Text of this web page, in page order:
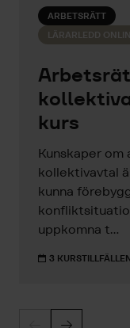
ARBETSRÄTT
LÄRARLEDD
kurs
Kunskaper
kollektivavtal
kunna
uppkomna t...
3